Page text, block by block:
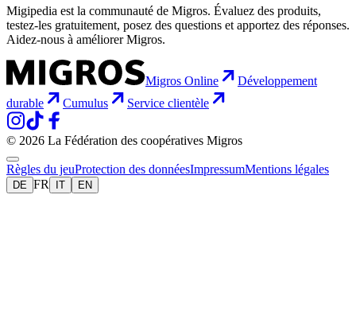
Migipedia est la communauté de Migros. Évaluez des produits,
testez-les gratuitement, posez des questions et apportez des réponses.
Aidez-nous à améliorer Migros.
Migros Online
Développement
durable
Cumulus Service clientèle
© 2026 La Fédération des coopératives Migros
Règles du jeuProtection des donnéesImpressumMentions légales
DE FR IT EN